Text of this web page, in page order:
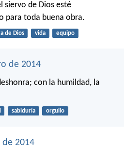
siervo de Dios esté
para toda buena obra.
de Dios vida equipo
de 2014
con la humildad, la
sabiduría orgullo
2014